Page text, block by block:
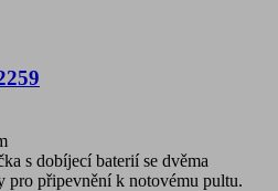
s dobíjecí baterií se dvěma
pro připevnění k notovému pultu.